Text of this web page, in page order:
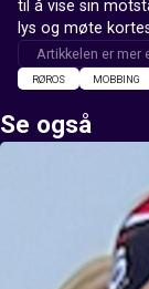
til å vise sin
lys og møte
Artikkelen er mer
RØROS MOBBING
Se også